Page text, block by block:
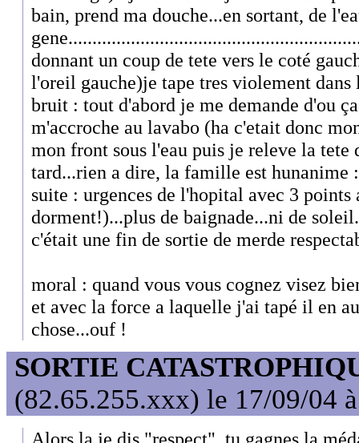
bain, prend ma douche...en sortant, de
donnant un coup de tete vers le coté
l'oreil gauche)je tape tres violement
bruit : tout d'abord je me demande d'ou
m'accroche au lavabo (ha c'etait donc
mon front sous l'eau puis je releve la tete
tard...rien a dire, la famille est
suite : urgences de l'hopital avec 3
dorment!)...plus de baignade...ni de
c'était une fin de sortie de merde
moral : quand vous vous cognez visez
et avec la force a laquelle j'ai tapé il en
chose...ouf !
SORTIE
(82.65.255.xxx) le 17/09/04
Alors la je dis "respect", tu gagnes la